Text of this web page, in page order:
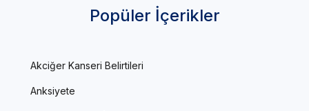
Popüler İçerikler
Akciğer Kanseri Belirtileri
Anksiyete